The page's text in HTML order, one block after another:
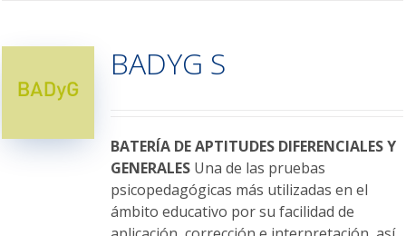
Las
opciones
elegir
en
la
página
de
BADYG S
BATERÍA DE APTITUDES DIFERENCIALES Y
GENERALESUna de las pruebas
psicopedagógicas más utilizadas en el
ámbito educativo por su facilidad de